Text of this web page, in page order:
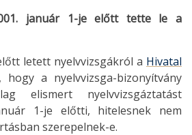
január 1-je előtt tette le a
letett nyelvvizsgákról a Hivatal
a nyelvvizsga-bizonyítvány
elismert nyelvvizsgáztatást
1-je előtti, hitelesnek nem
szerepelnek-e.